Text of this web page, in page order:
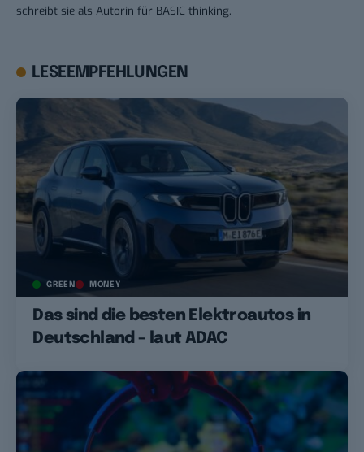
schreibt sie als Autorin für BASIC thinking.
LESEEMPFEHLUNGEN
GREEN MONEY
Das sind die besten Elektroautos in
Deutschland – laut ADAC